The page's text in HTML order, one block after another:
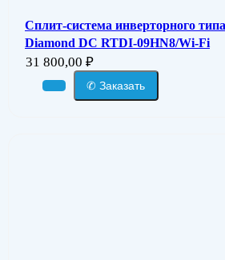
Сплит-система инверторного
Diamond DC RTDI-09HN8/Wi-Fi
31 800,00 ₽
✆ Заказать